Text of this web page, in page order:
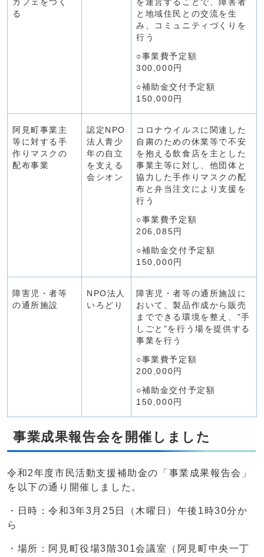
カフェをつく
る
を運営することで、障害者
と地域住民との交流を生
み、コミュニティづくりを
行う
○事業費予定額
300,000円
○補助金交付予定額
150,000円
阿見町事業主
等に対する手
作りマスクの
配布事業
認定NPO
法人青少
年の自立
を支える
会シオン
コロナウイルスに関連した
自粛のための休業等で不安
を抱える飲食店を主とした
事業主等に対し、他団体と
協力した手作りマスクの配
布と弁当注文により支援を
行う
○事業費予定額
206,085円
○補助金交付予定額
150,000円
障害児・者等
の通所施設
NPO法人
いろどり
障害児・者等の通所施設に
おいて、製品作成から販売
までできる環境を整え、"手
しごと"を行う場を提供する
事業を行う
○事業費予定額
200,000円
○補助金交付予定額
150,000円
事業成果報告会を開催しました
令和2年度市民活動支援補助金の「事業成果報告会」
を以下の通り開催しました。
・日時：令和3年3月25日（木曜日）午後1時30分か
ら
・場所：阿見町役場3階301会議室（阿見町中央一丁